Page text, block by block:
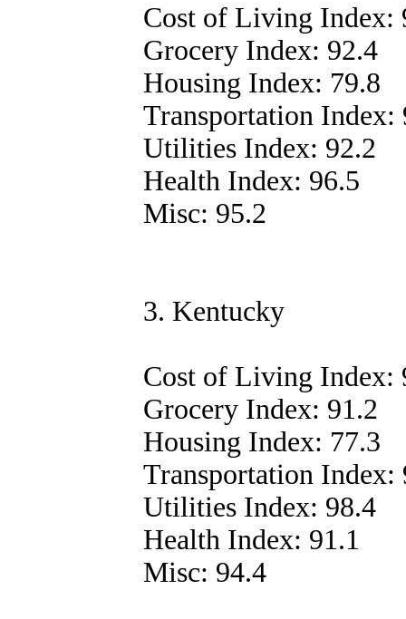
Cost of Living Index:
Grocery Index: 92.4
Housing Index: 79.8
Transportation Index:
Utilities Index: 92.2
Health Index: 96.5
Misc: 95.2
3. Kentucky
Cost of Living Index:
Grocery Index: 91.2
Housing Index: 77.3
Transportation Index:
Utilities Index: 98.4
Health Index: 91.1
Misc: 94.4